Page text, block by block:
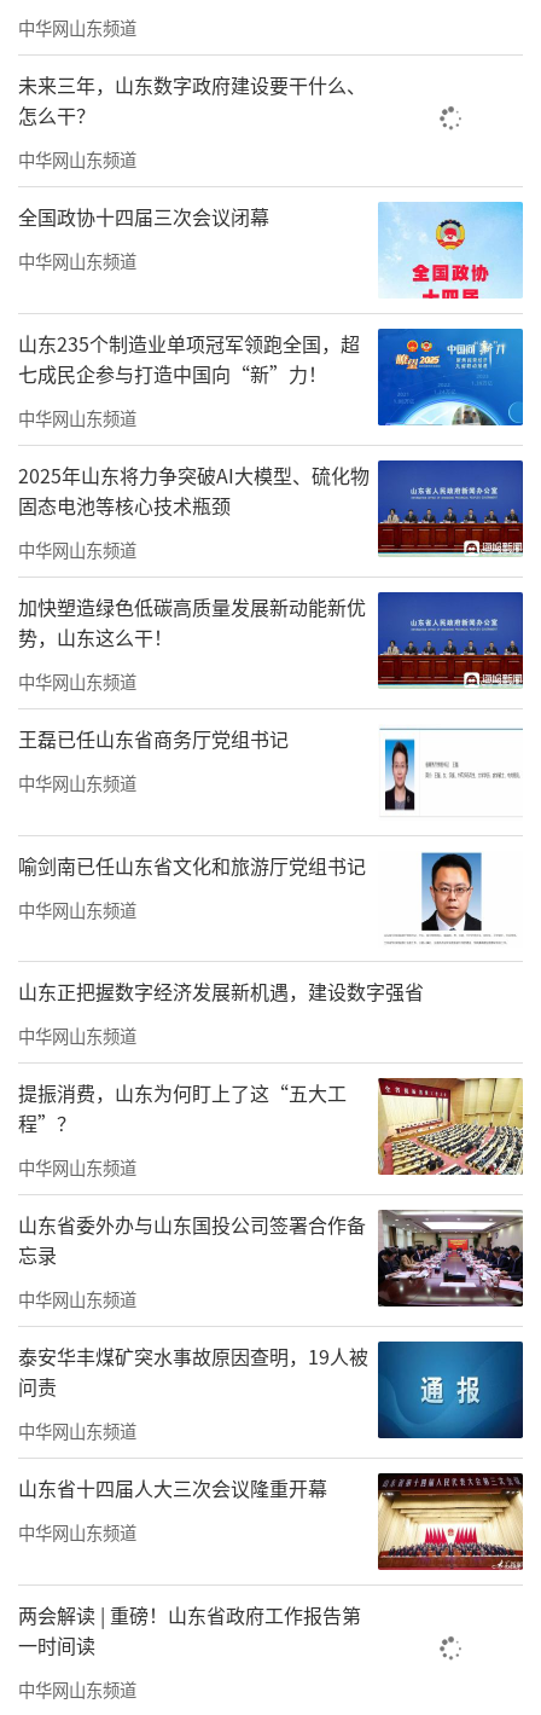
中华网山东频道
未来三年，山东数字政府建设要干什么、
怎么干？
中华网山东频道
全国政协十四届三次会议闭幕
中华网山东频道
山东235个制造业单项冠军领跑全国，超
七成民企参与打造中国向“新”力！
中华网山东频道
2025年山东将力争突破AI大模型、硫化物
固态电池等核心技术瓶颈
中华网山东频道
加快塑造绿色低碳高质量发展新动能新优
势，山东这么干！
中华网山东频道
王磊已任山东省商务厅党组书记
中华网山东频道
喻剑南已任山东省文化和旅游厅党组书记
中华网山东频道
山东正把握数字经济发展新机遇，建设数字强省
中华网山东频道
提振消费，山东为何盯上了这“五大工
程”？
中华网山东频道
山东省委外办与山东国投公司签署合作备
忘录
中华网山东频道
泰安华丰煤矿突水事故原因查明，19人被
问责
中华网山东频道
山东省十四届人大三次会议隆重开幕
中华网山东频道
两会解读 | 重磅！山东省政府工作报告第
一时间读
中华网山东频道